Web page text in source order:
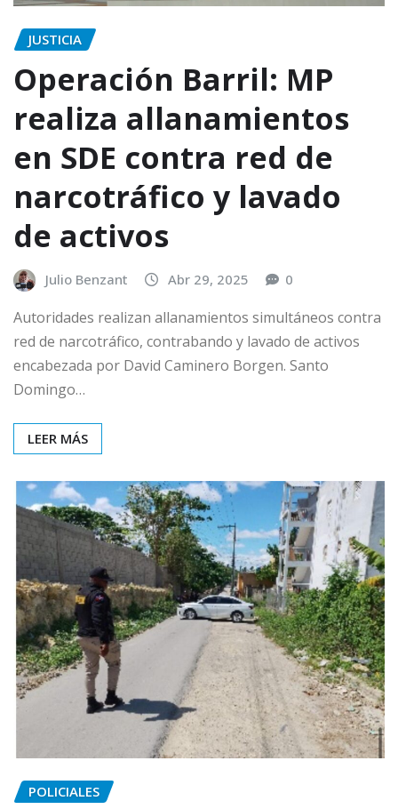
JUSTICIA
Operación Barril: MP
realiza allanamientos
en SDE contra red de
narcotráfico y lavado
de activos
Julio Benzant Abr 29, 2025 0
Autoridades realizan allanamientos simultáneos contra
red de narcotráfico, contrabando y lavado de activos
encabezada por David Caminero Borgen. Santo
Domingo…
LEER MÁS
POLICIALES